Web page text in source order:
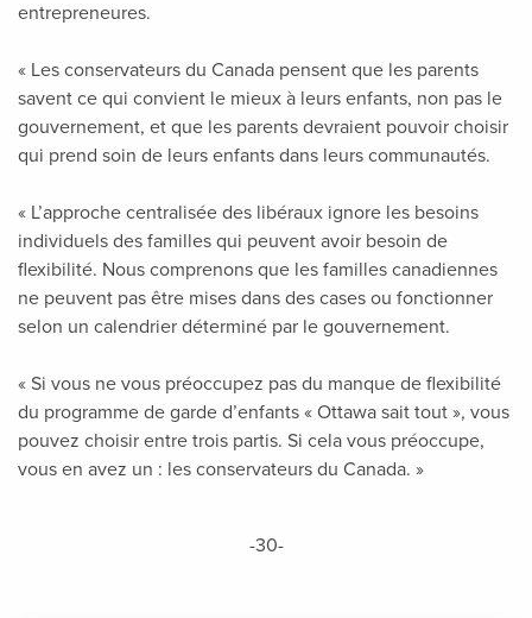
entrepreneures.
« Les conservateurs du Canada pensent que les parents
savent ce qui convient le mieux à leurs enfants, non pas le
gouvernement, et que les parents devraient pouvoir choisir
qui prend soin de leurs enfants dans leurs communautés.
« L’approche centralisée des libéraux ignore les besoins
individuels des familles qui peuvent avoir besoin de
flexibilité. Nous comprenons que les familles canadiennes
ne peuvent pas être mises dans des cases ou fonctionner
selon un calendrier déterminé par le gouvernement.
« Si vous ne vous préoccupez pas du manque de flexibilité
du programme de garde d’enfants « Ottawa sait tout », vous
pouvez choisir entre trois partis. Si cela vous préoccupe,
vous en avez un : les conservateurs du Canada. »
-30-